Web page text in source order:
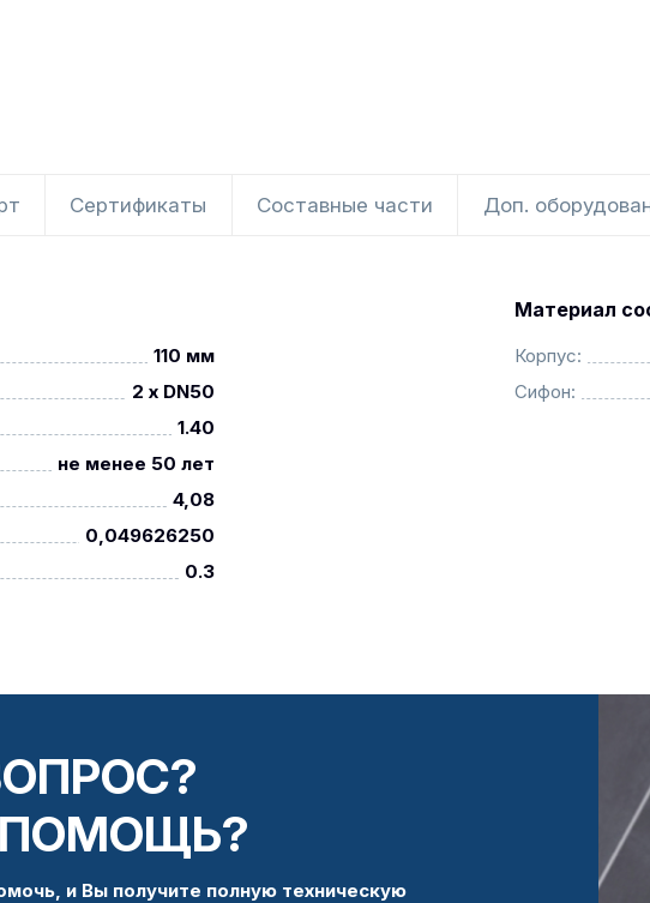
Сертификаты Составные части Доп.
110 мм
2 x DN50
1.40
не менее 50 лет
4,08
0,049626250
0.3
Материал
Корпус:
Сифон:
и Вы получите полную техническую